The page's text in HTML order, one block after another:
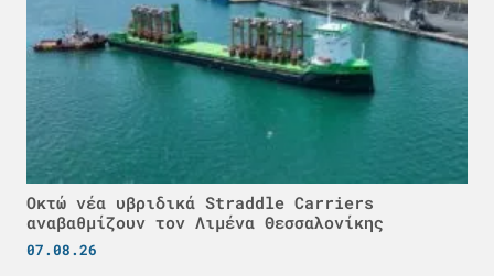
Οκτώ νέα υβριδικά Straddle Carriers
αναβαθμίζουν τον Λιμένα Θεσσαλονίκης
07.08.26